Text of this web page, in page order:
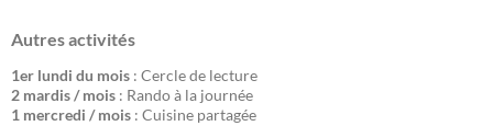
Autres activités
1er lundi du mois : Cercle de lecture
2 mardis / mois : Rando à la journée
1 mercredi / mois : Cuisine partagée